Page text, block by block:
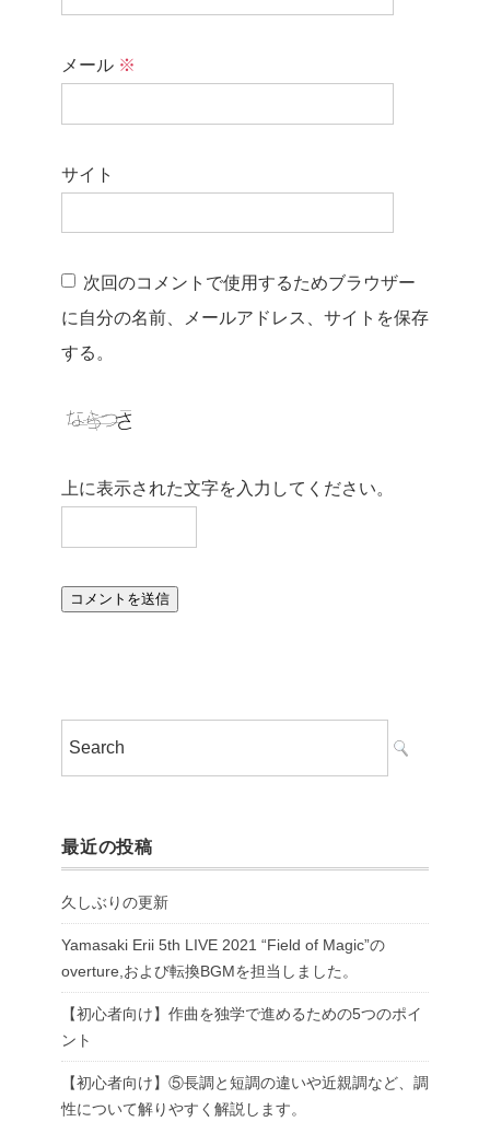
メール ※
サイト
次回のコメントで使用するためブラウザー
に自分の名前、メールアドレス、サイトを保存
する。
上に表示された文字を入力してください。
最近の投稿
久しぶりの更新
Yamasaki Erii 5th LIVE 2021 “Field of Magic”の
overture,および転換BGMを担当しました。
【初心者向け】作曲を独学で進めるための5つのポイ
ント
【初心者向け】⑤長調と短調の違いや近親調など、調
性について解りやすく解説します。